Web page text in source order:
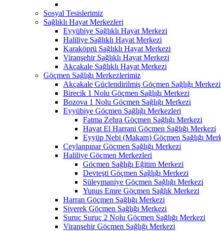
Sosyal Tesislerimiz
Sağlıklı Hayat Merkezleri
Eyyübiye Sağlıklı Hayat Merkezi
Haliliye Sağlıklı Hayat Merkezi
Karaköprü Sağlıklı Hayat Merkezi
Viranşehir Sağlıklı Hayat Merkezi
Akçakale Sağlıklı Hayat Merkezi
Göçmen Sağlığı Merkezlerimiz
Akçakale Güçlendirilmiş Göçmen Sağlığı Merkezi
Birecik 1 Nolu Göçmen Sağlığı Merkezi
Bozova 1 Nolu Göçmen Sağlığı Merkezi
Eyyübiye Göçmen Sağlığı Merkezleri
Fatma Zehra Göçmen Sağlığı Merkezi
Hayat El Harrani Göçmen Sağlığı Merkezi
Eyyüp Nebi (Makam) Göçmen Sağlığı
Ceylanpınar Göçmen Sağlığı Merkezi
Haliliye Göçmen Merkezleri
Göçmen Sağlığı Eğitim Merkezi
Devteşti Göçmen Sağlığı Merkezi
Süleymaniye Göçmen Sağlığı Merkezi
Yunus Emre Göçmen Sağlık Merkezi
Harran Göçmen Sağlığı Merkezi
Siverek Göçmen Sağlığı Merkezi
Suruç Suruç 2 Nolu Göçmen Sağlığı Merkezi
Viranşehir Göçmen Sağlığı Merkezi